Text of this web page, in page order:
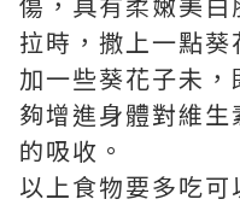
拉時，撒上一點
加一些葵花子未
夠增進身體對維生
的吸收。
以上食物要多吃可